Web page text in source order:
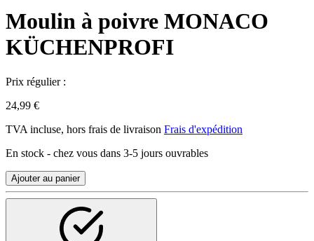
Moulin à poivre MONACO
KÜCHENPROFI
Prix régulier :
24,99 €
TVA incluse, hors frais de livraison Frais d'expédition
En stock - chez vous dans 3-5 jours ouvrables
Ajouter au panier